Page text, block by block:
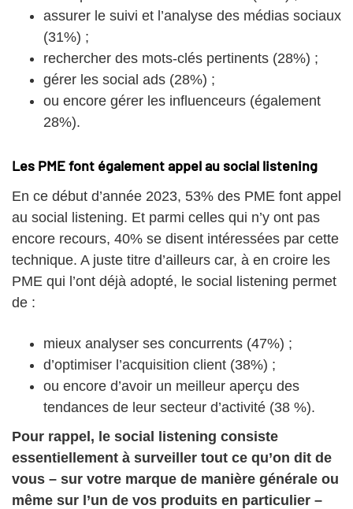
assurer le suivi et l’analyse des médias sociaux
(31%) ;
rechercher des mots-clés pertinents (28%) ;
gérer les social ads (28%) ;
ou encore gérer les influenceurs (également
28%).
Les PME font également appel au social listening
En ce début d’année 2023, 53% des PME font appel
au social listening. Et parmi celles qui n’y ont pas
encore recours, 40% se disent intéressées par cette
technique. A juste titre d’ailleurs car, à en croire les
PME qui l’ont déjà adopté, le social listening permet
de :
mieux analyser ses concurrents (47%) ;
d’optimiser l’acquisition client (38%) ;
ou encore d’avoir un meilleur aperçu des
tendances de leur secteur d’activité (38 %).
Pour rappel, le social listening consiste
essentiellement à surveiller tout ce qu’on dit de
vous – sur votre marque de manière générale ou
même sur l’un de vos produits en particulier –